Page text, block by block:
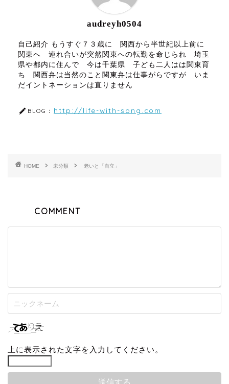
audreyh0504
自己紹介 もうすぐ７３歳に 関西から半世紀以上前に
関東へ 連れ合いが突然関東への転勤を命じられ 埼玉
県や都内に住んで 今は千葉県 子ども二人はは関東育
ち 関西弁は当然のこと関東弁は仕事がらですが いま
だイントネーションは直りません
BLOG： http://life-with-song.com
HOME 未分類 老いと「自立」
COMMENT
上に表示された文字を入力してください。